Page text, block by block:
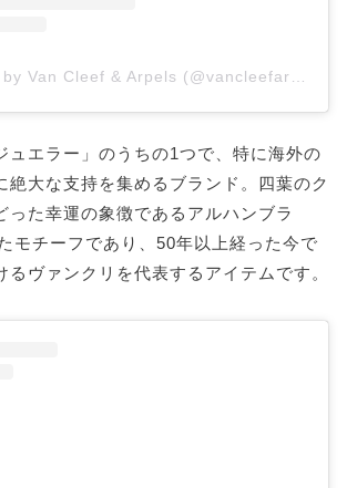
A post shared by Van Cleef & Arpels (@vancleefarpels)
ュエラー」のうちの1つで、特に海外の
絶大な支持を集めるブランド。四葉のク
った幸運の象徴であるアルハンブラ
モチーフであり、50年以上経った今で
るヴァンクリを代表するアイテムです。